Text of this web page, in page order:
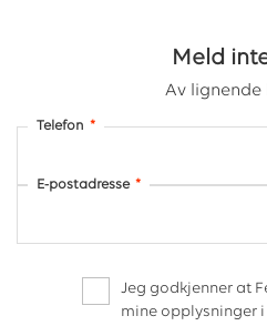
Meld
Av lignende
Telefon *
E-postadresse *
Jeg godkjenner at
mine opplysninger i